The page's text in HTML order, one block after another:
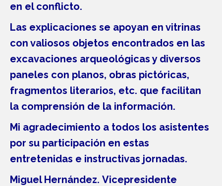
en el conflicto.
Las explicaciones se apoyan en vitrinas
con valiosos objetos encontrados en las
excavaciones arqueológicas y diversos
paneles con planos, obras pictóricas,
fragmentos literarios, etc. que facilitan
la comprensión de la información.
Mi agradecimiento a todos los asistentes
por su participación en estas
entretenidas e instructivas jornadas.
Miguel Hernández. Vicepresidente